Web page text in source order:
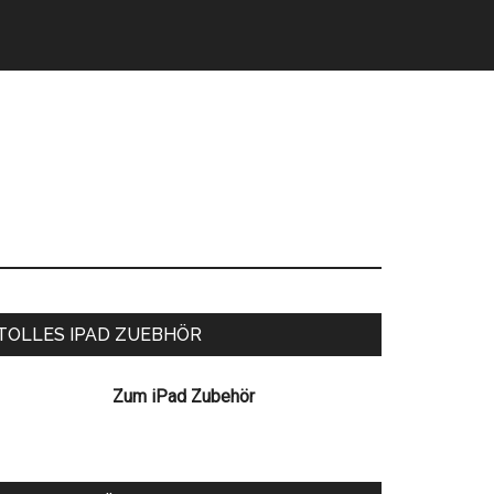
IPAD ZUEBHÖR
Zum iPad Zubehör